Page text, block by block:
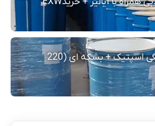
بازار خرید رب گوجه فرنگی اسپتیک + بشکه ای (220